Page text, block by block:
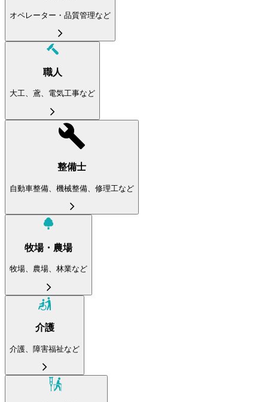
オペレーター・品質管理など
職人
大工、鳶、電気工事など
整備士
自動車整備、機械整備、修理工など
牧場・農場
牧場、農場、林業など
介護
介護、障害福祉など